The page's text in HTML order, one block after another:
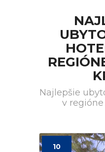
Najlepšie
v
10